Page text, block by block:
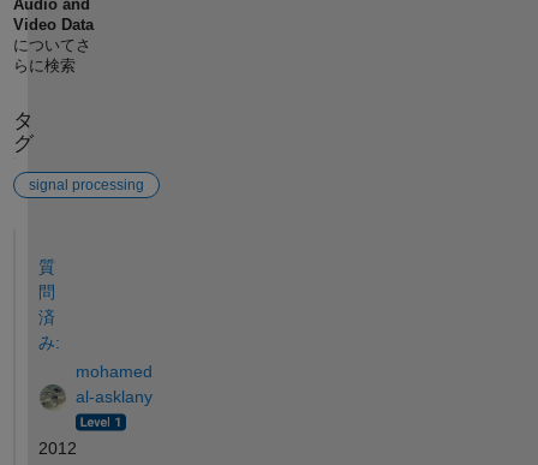
Audio and
Video Data
についてさ
らに検索
タ
グ
signal processing
質
問
済
み:
mohamed
al-asklany
2012